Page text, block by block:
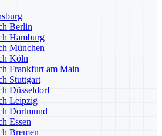
Berlin
Hamburg
München
Köln
Frankfurt am Main
Stuttgart
Düsseldorf
Leipzig
Dortmund
Essen
Bremen